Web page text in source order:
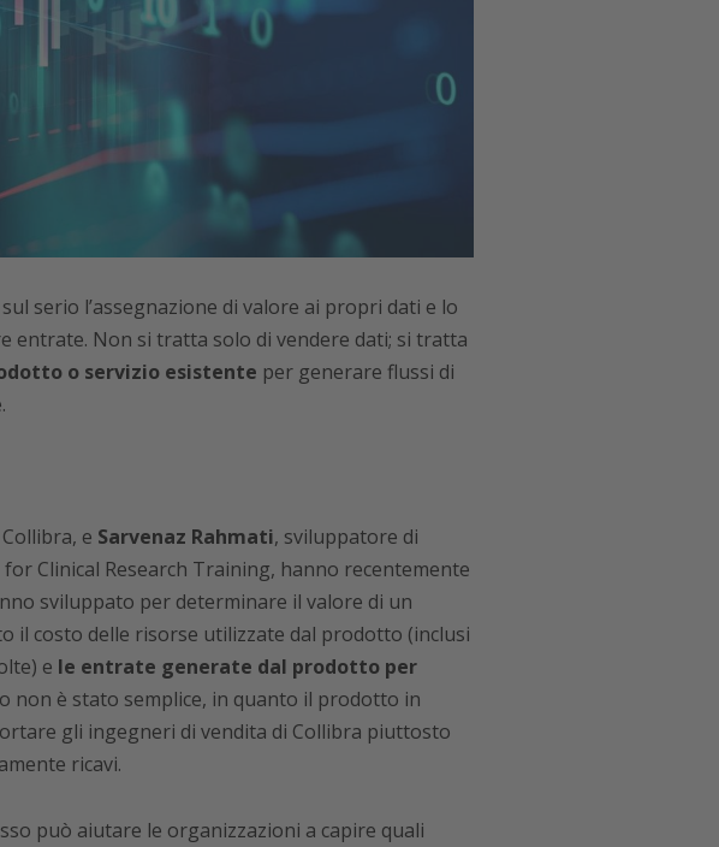
serio l’assegnazione di valore ai propri dati e lo
entrate. Non si tratta solo di vendere dati; si tratta
o servizio esistente per generare flussi di
e Sarvenaz Rahmati, sviluppatore di
Clinical Research Training, hanno recentemente
sviluppato per determinare il valore di un
il costo delle risorse utilizzate dal prodotto (inclusi
e le entrate generate dal prodotto per
non è stato semplice, in quanto il prodotto in
gli ingegneri di vendita di Collibra piuttosto
ricavi.
può aiutare le organizzazioni a capire quali